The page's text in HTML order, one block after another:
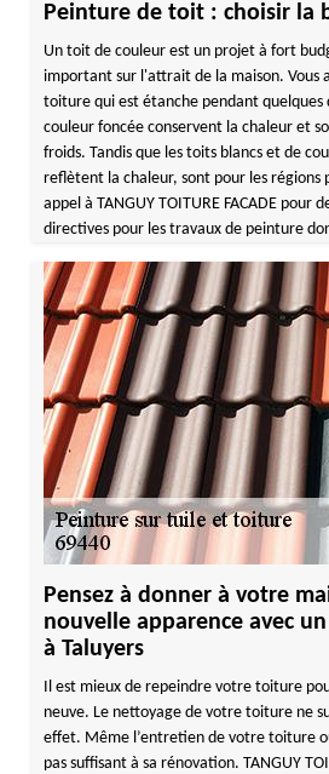
Peinture de toit : choisir la
Un toit de couleur est un projet à fort
important sur l'attrait de la maison. Vous
toiture qui est étanche pendant quelques
couleur foncée conservent la chaleur et
froids. Tandis que les toits blancs et de
reflètent la chaleur, sont pour les régions
appel à TANGUY TOITURE FACADE pour
directives pour les travaux de peinture
Pensez à donner à votre
nouvelle apparence avec
à Taluyers
Il est mieux de repeindre votre toiture
neuve. Le nettoyage de votre toiture ne
effet. Même l’entretien de votre toiture
pas suffisant à sa rénovation. TANGUY